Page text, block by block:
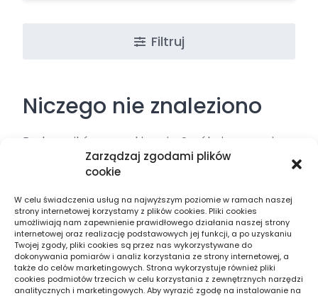
Zarządzaj zgodami plików
cookie
W celu świadczenia usług na najwyższym poziomie w ramach naszej
strony internetowej korzystamy z plików cookies. Pliki cookies
umożliwiają nam zapewnienie prawidłowego działania naszej strony
internetowej oraz realizację podstawowych jej funkcji, a po uzyskaniu
Twojej zgody, pliki cookies są przez nas wykorzystywane do
dokonywania pomiarów i analiz korzystania ze strony internetowej, a
także do celów marketingowych. Strona wykorzystuje również pliki
cookies podmiotów trzecich w celu korzystania z zewnętrznych narzędzi
analitycznych i marketingowych. Aby wyrazić zgodę na instalowanie na
Filtruj
Niczego nie znaleziono
Brak wyników wyszukiwania. Spróbuj ponownie,
używając innych słów kluczowych.
Znajdź firmę w swojej okolicy. Jeżeli szukasz
fachowca blisko swojego domu – znajdziesz go